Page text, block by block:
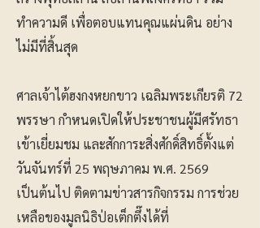
ทำความดี เพื่อตอบแทนคุณแผ่นดิน อย่าง
ไม่มีที่สิ้นสุด
ศาลเจ้าไต้ฮงกงหยกขาว เฉลิมพระเกียรติ 72
พรรษา กำหนดเปิดให้ประชาชนผู้มีศรัทธา
เข้าเยี่ยมชม และสักการะสิ่งศักดิ์สิทธิ์ตั้งแต่
วันจันทร์ที่ 25 พฤษภาคม พ.ศ. 2569
เป็นต้นไป ติดตามข่าวสารกิจกรรม การช่วย
เหลือของมูลนิธิป่อเต็กตึ๊งได้ที่